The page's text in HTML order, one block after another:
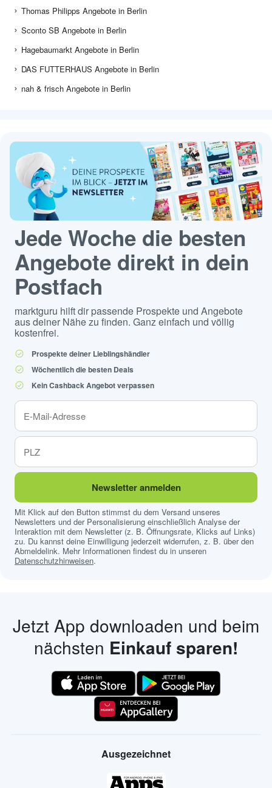
Thomas Philipps Angebote in Berlin
Sconto SB Angebote in Berlin
Hagebaumarkt Angebote in Berlin
DAS FUTTERHAUS Angebote in Berlin
nah & frisch Angebote in Berlin
Jede Woche die besten
Angebote direkt in dein
Postfach
marktguru hilft dir passende Prospekte und Angebote
aus deiner Nähe zu finden. Ganz einfach und völlig
kostenfrei.
Prospekte deiner Lieblingshändler
Wöchentlich die besten Deals
Kein Cashback Angebot verpassen
Newsletter anmelden
Mit Klick auf den Button stimmst du dem Versand unseres
Newsletters und der Personalisierung einschließlich Analyse der
Interaktion mit dem Newsletter (z. B. Öffnungsrate, Klicks auf Links)
zu. Du kannst deine Einwilligung jederzeit widerrufen, z. B. über den
Abmeldelink. Mehr Informationen findest du in unseren
Datenschutzhinweisen.
Jetzt App downloaden und beim
nächsten Einkauf sparen!
Ausgezeichnet